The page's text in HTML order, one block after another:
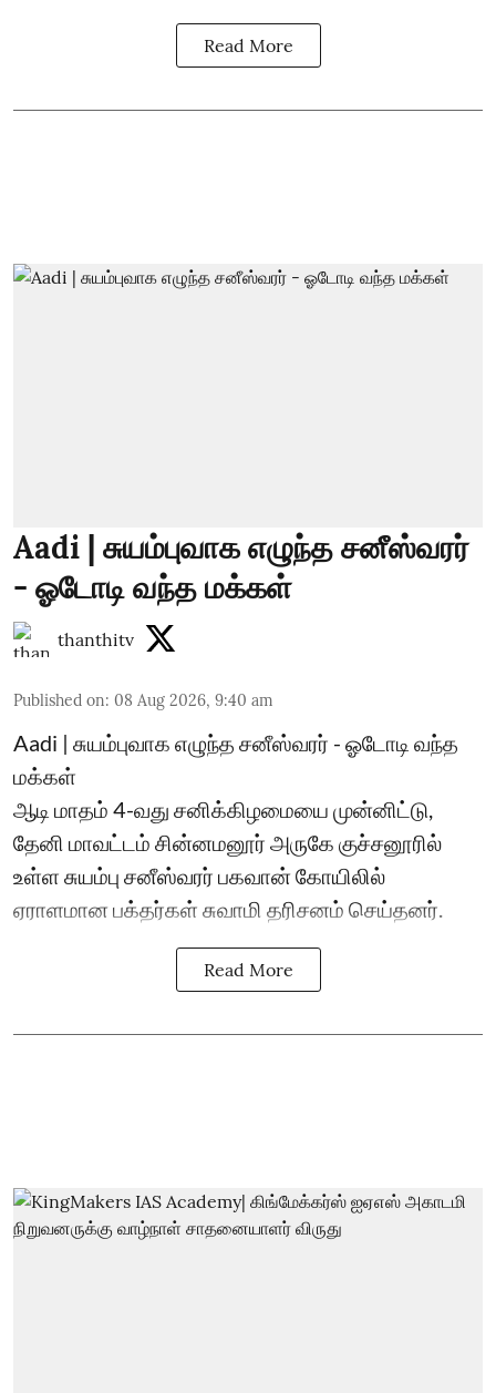
Read More
Aadi | சுயம்புவாக எழுந்த சனீஸ்வரர்
- ஓடோடி வந்த மக்கள்
thanthitv
Published on: 08 Aug 2026, 9:40 am
Aadi | சுயம்புவாக எழுந்த சனீஸ்வரர் - ஓடோடி வந்த
மக்கள்
ஆடி மாதம் 4-வது சனிக்கிழமையை முன்னிட்டு,
தேனி மாவட்டம் சின்னமனூர் அருகே குச்சனூரில்
உள்ள சுயம்பு சனீஸ்வரர் பகவான் கோயிலில்
ஏராளமான பக்தர்கள் சுவாமி தரிசனம் செய்தனர்.
Read More